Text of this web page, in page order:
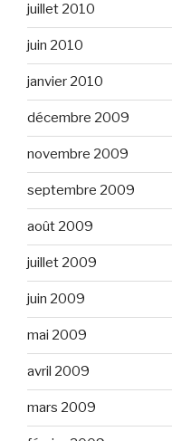
juillet 2010
juin 2010
janvier 2010
décembre 2009
novembre 2009
septembre 2009
août 2009
juillet 2009
juin 2009
mai 2009
avril 2009
mars 2009